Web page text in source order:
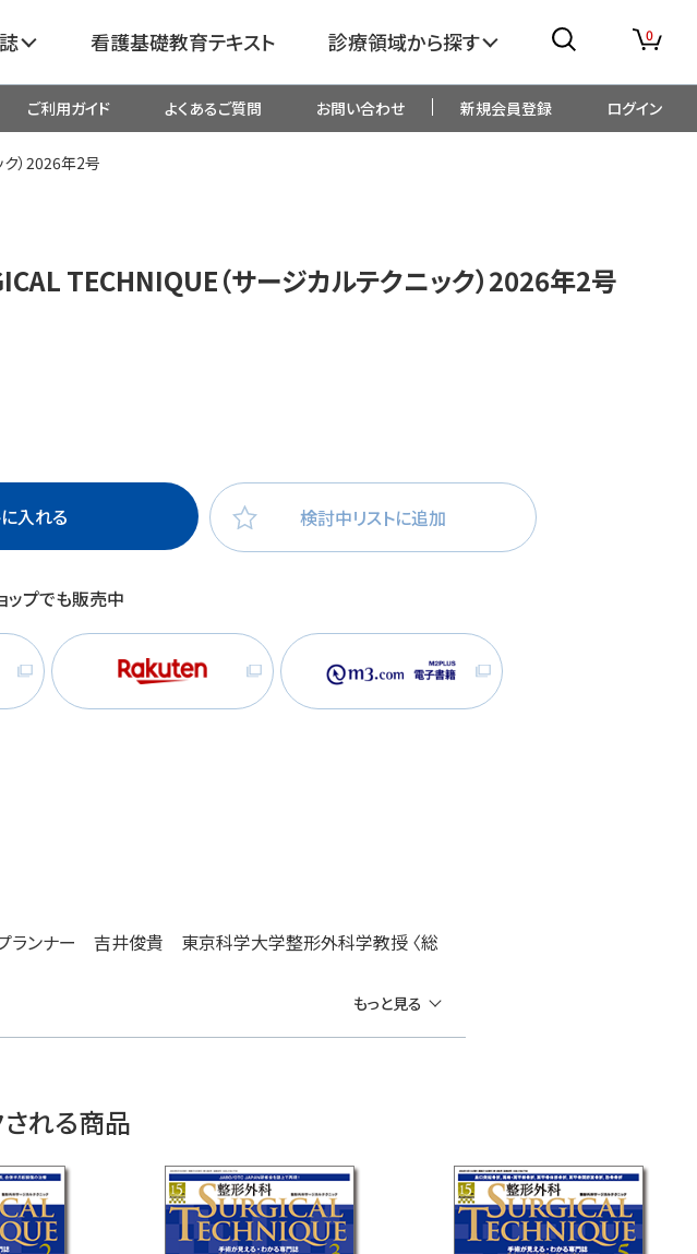
看護基礎教育テキスト 診療領域から探す
・助産 新生児・小児 精神科・心療内科
在宅医療・看護 高齢者看護
0
ご利用ガイド よくあるご質問 お問い合わせ 新規会員登録 ログイン
）2026年2号
TECHNIQUE（サージカルテクニック）2026年2号
入れる 検討中リストに追加
ップでも販売中
プランナー 吉井俊貴 東京科学大学整形外科学教授 〈総
もっと見る
される商品